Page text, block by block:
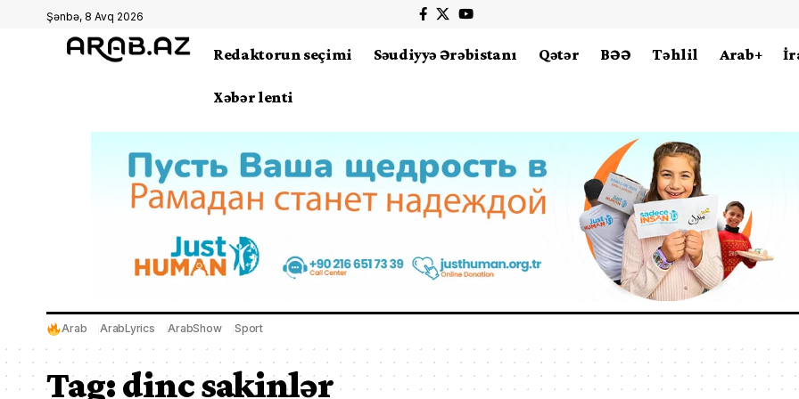
Şənbə, 8 Avq 2026
Redaktorun seçimi Səudiyyə Ərəbistanı Qətər BƏƏ Təhlil Arab+
Xəbər lenti
Arab ArabLyrics ArabShow Sport
Tag:dinc sakinlər